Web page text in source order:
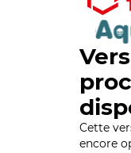
Cette
encore